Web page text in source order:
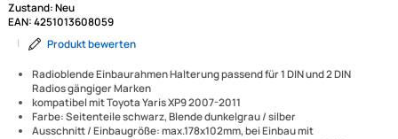
Zustand:Neu
EAN:4251013608059
|
Produkt bewerten